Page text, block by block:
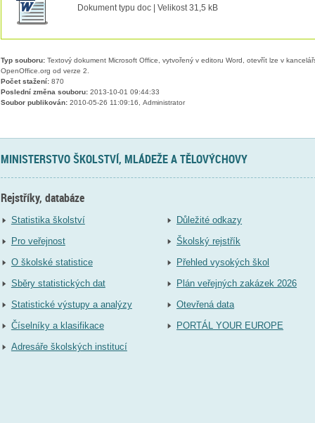
Dokument typu doc | Velikost 31,5 kB
Typ souboru:Textový dokument Microsoft Office, vytvořený v editoru Word, otevřít lze v
OpenOffice.org od verze 2.
Počet stažení:870
Poslední změna souboru:2013-10-01 09:44:33
Soubor publikován:2010-05-26 11:09:16, Administrator
MINISTERSTVO ŠKOLSTVÍ, MLÁDEŽE A TĚLOVÝCHOVY
Rejstříky, databáze
Statistika školství
Pro veřejnost
O školské statistice
Sběry statistických dat
Statistické výstupy a analýzy
Číselníky a klasifikace
Adresáře školských institucí
Důležité odkazy
Školský rejstřík
Přehled vysokých škol
Plán veřejných zakázek 2026
Otevřená data
PORTÁL YOUR EUROPE